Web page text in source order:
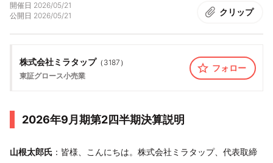
開催日 2026/05/21
公開日 2026/05/21 クリップ
株式会社ミラタップ（ 3187 ）
東証グロース小売業
フォロー
2026年9月期第2四半期決算説明
山根太郎氏 ：皆様、こんにちは。株式会社ミラタップ、代表取締